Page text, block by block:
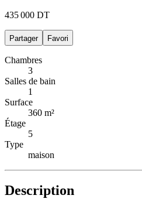
435 000 DT
Partager Favori
Chambres
3
Salles de bain
1
Surface
360 m²
Étage
5
Type
maison
Description